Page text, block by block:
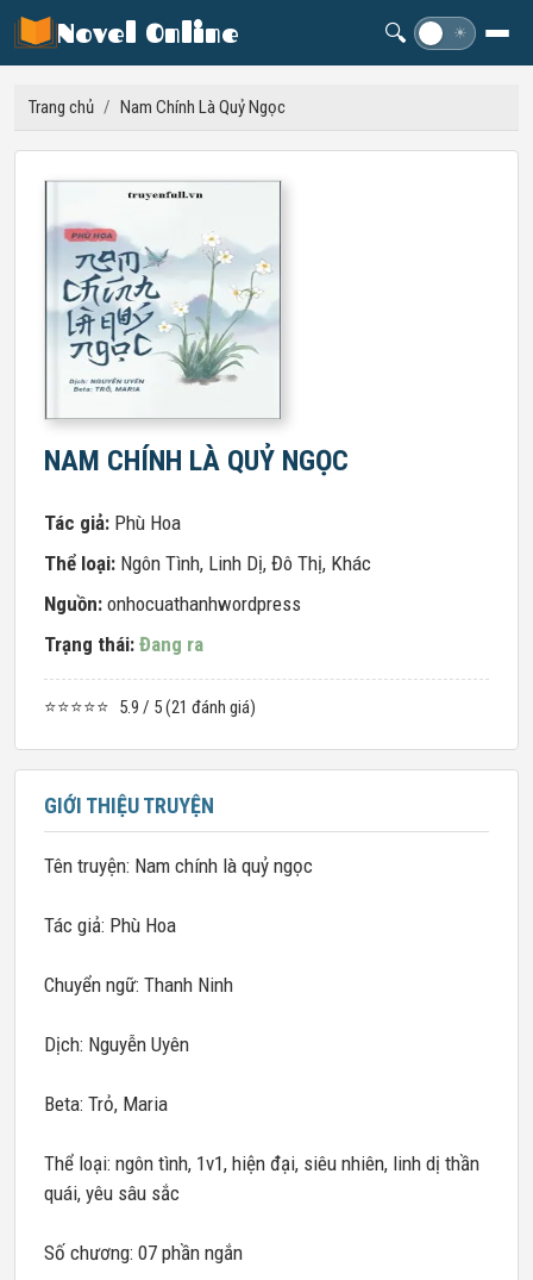
Novel Online 🔍 ☀
Trang chủ / Nam Chính Là Quỷ Ngọc
NAM CHÍNH LÀ QUỶ NGỌC
Tác giả: Phù Hoa
Thể loại: Ngôn Tình, Linh Dị, Đô Thị, Khác
Nguồn: onhocuathanhwordpress
Trạng thái: Đang ra
⭐⭐⭐⭐⭐ 5.9 / 5 (21 đánh giá)
GIỚI THIỆU TRUYỆN
Tên truyện: Nam chính là quỷ ngọc
Tác giả: Phù Hoa
Chuyển ngữ: Thanh Ninh
Dịch: Nguyễn Uyên
Beta: Trỏ, Maria
Thể loại: ngôn tình, 1v1, hiện đại, siêu nhiên, linh dị thần
quái, yêu sâu sắc
Số chương: 07 phần ngắn